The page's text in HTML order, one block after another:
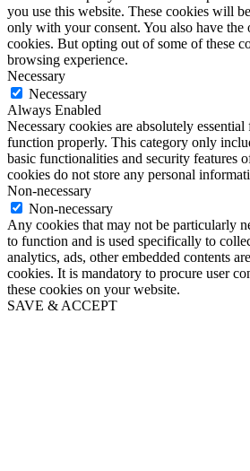
you use this website. These cookies will
only with your consent. You also have the
cookies. But opting out of some of these
browsing experience.
Necessary
Necessary
Always Enabled
Necessary cookies are absolutely
function properly. This category only
basic functionalities and security features
cookies do not store any personal
Non-necessary
Non-necessary
Any cookies that may not be particularly
to function and is used specifically to
analytics, ads, other embedded contents
cookies. It is mandatory to procure user
these cookies on your website.
SAVE & ACCEPT